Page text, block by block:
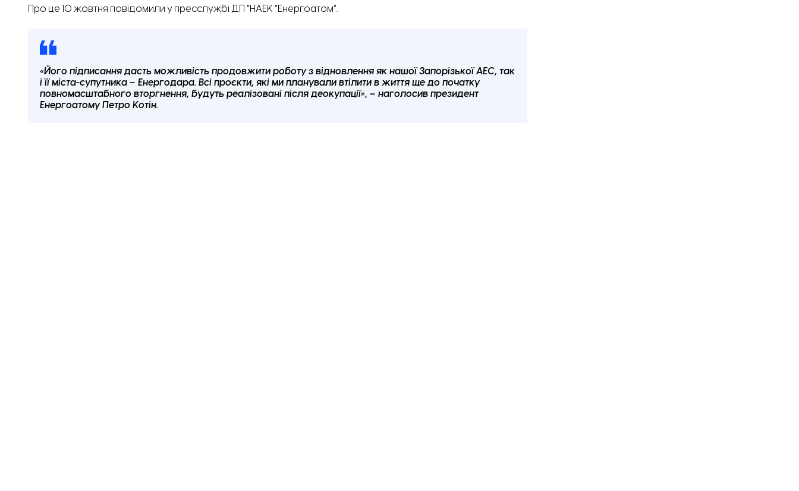
Про це 10 жовтня повідомили у пресслужбі ДП “НАЕК “Енергоатом”.
«Його підписання дасть можливість продовжити роботу з відновлення як нашої Запорізької АЕС, так
і її міста-супутника – Енергодара. Всі проєкти, які ми планували втілити в життя ще до початку
повномасштабного вторгнення, будуть реалізовані після деокупації», – наголосив президент
Енергоатому Петро Котін.